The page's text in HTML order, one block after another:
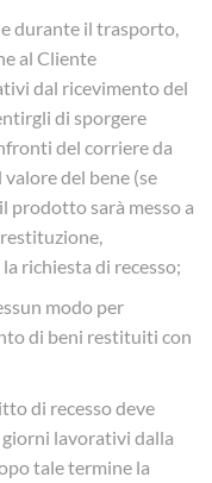
durante il trasporto,
al Cliente
dal ricevimento del
di sporgere
del corriere da
del bene (se
prodotto sarà messo a
richiesta di recesso;
modo per
di beni restituiti con
di recesso deve
lavorativi dalla
tale termine la